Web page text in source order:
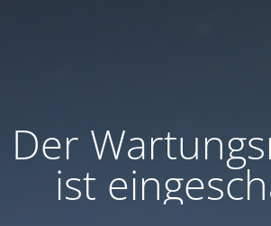
Der
ist